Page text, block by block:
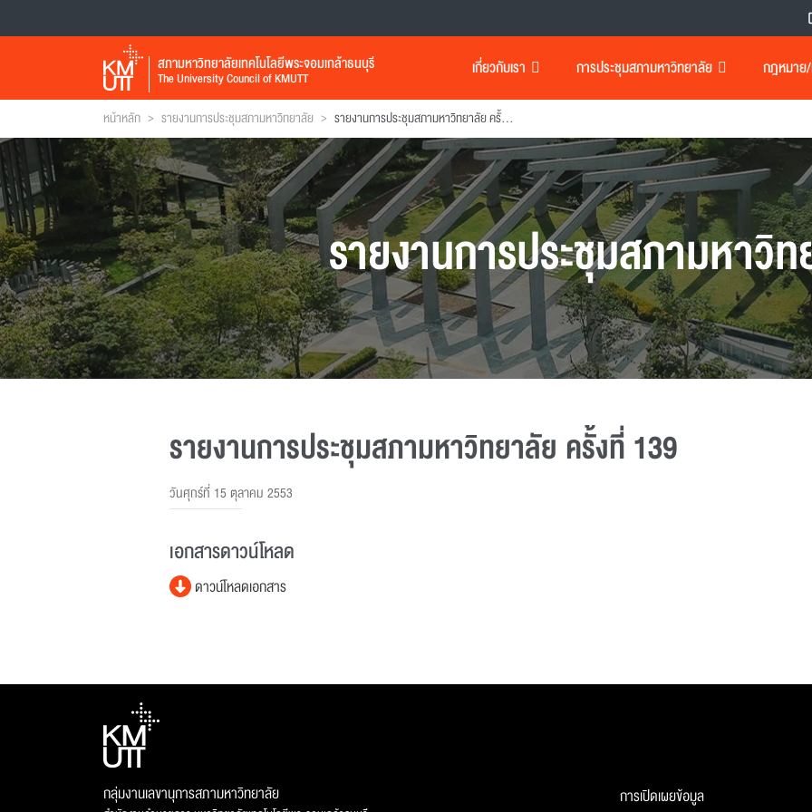
สภามหาวิทยาลัยเทคโนโลยีพระจอมเกล้าธนบุรี
The University Council of KMUTT เกี่ยวกับเรา การประชุมสภามหาวิทยาลัย กฎหมาย/
หน้าหลัก > รายงานการประชุมสภามหาวิทยาลัย > รายงานการประชุมสภามหาวิทยาลัย ครั้งที่ 139
รายงานการประชุมสภามหาวิ
รายงานการประชุมสภามหาวิทยาลัย ครั้งที่ 139
วันศุกร์ที่ 15 ตุลาคม 2553
เอกสารดาวน์โหลด
ดาวน์โหลดเอกสาร
กลุ่มงานเลขานุการสภามหาวิทยาลัย การเปิดเผยข้อมูล